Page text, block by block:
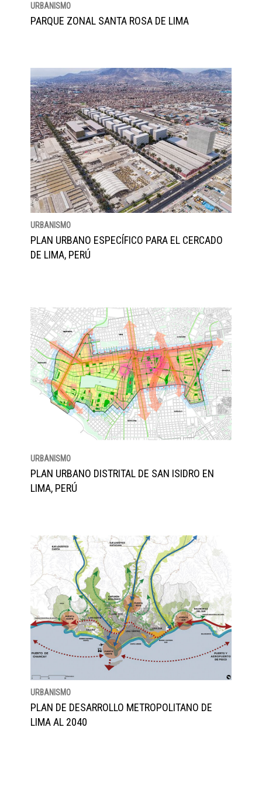
URBANISMO
PARQUE ZONAL SANTA ROSA DE LIMA
URBANISMO
PLAN URBANO ESPECÍFICO PARA EL CERCADO
DE LIMA, PERÚ
URBANISMO
PLAN URBANO DISTRITAL DE SAN ISIDRO EN
LIMA, PERÚ
URBANISMO
PLAN DE DESARROLLO METROPOLITANO DE
LIMA AL 2040